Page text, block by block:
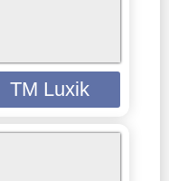
TM Luxik